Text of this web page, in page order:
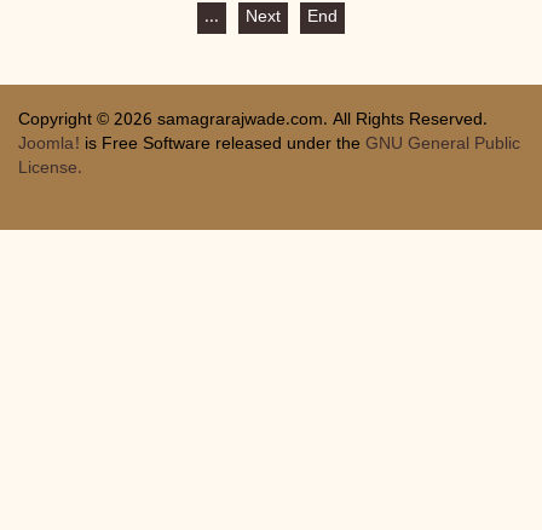
... Next End
Copyright © 2026 samagrarajwade.com. All Rights Reserved.
Joomla! is Free Software released under the GNU General Public
License.